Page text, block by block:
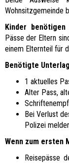
Wohnsitzgemeinde
Kinder
Pässe der Eltern
einem Elternteil für
Benötigte
1 aktuelles
Alter Pass,
Bei Verlust
Polizei
Wenn zum ersten
Reisepässe